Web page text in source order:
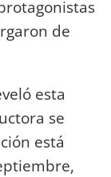
de
esta
se
está